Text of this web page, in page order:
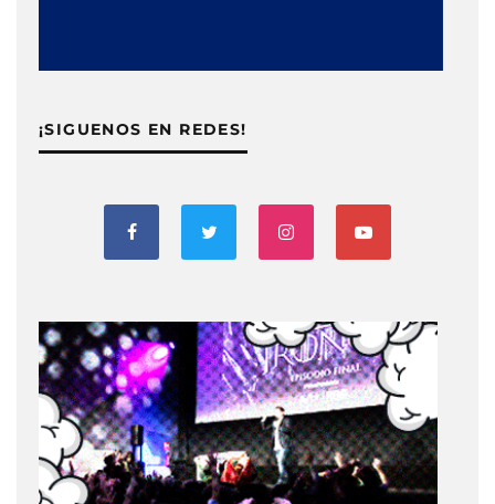
¡SIGUENOS EN REDES!